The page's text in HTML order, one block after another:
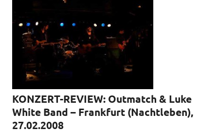
KONZERT-REVIEW: Outmatch & Luke
White Band – Frankfurt (Nachtleben),
27.02.2008